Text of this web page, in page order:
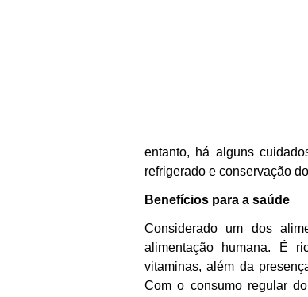
entanto, há alguns
refrigerado e conservação
Benefícios para a saúde
Considerado um dos
alimentação humana. É
vitaminas, além da
Com o consumo regular